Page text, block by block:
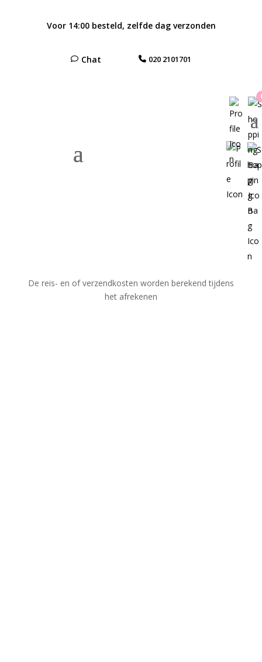
Voor 14:00 besteld, zelfde dag verzonden
Chat 020 2101701
De reis- en of verzendkosten worden berekend tijdens
het afrekenen